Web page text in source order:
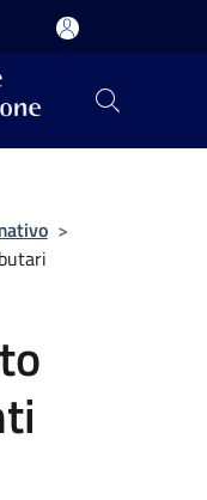
>